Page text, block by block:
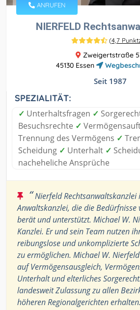
ANRUFEN
NIERFELD
(4,7
Zweigertstraße
45130 Essen
Seit 1987
SPEZIALITÄT:
✓ Unterhaltsfragen ✓
Besuchsrechte ✓
Trennung des Vermögens ✓
Scheidung ✓ Unterhalt ✓
nacheheliche Ansprüche
“Nierfeld Rechtsanwaltskanzlei
Anwaltskanzlei, die die
berät und unterstützt. Michael W.
Kanzlei. Er und sein Team nutzen
reibungslose und unkomplizierte
zu ermöglichen. Michael W.
auf Vermögensausgleich,
Unterhalt und elterliches
landesweit Zulassung zu allen
höheren Regionalgerichten